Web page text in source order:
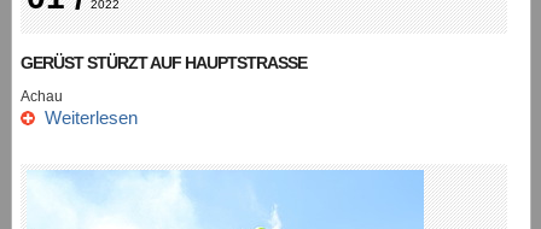
2022
GERÜST STÜRZT AUF HAUPTSTRASSE
Achau
Weiterlesen